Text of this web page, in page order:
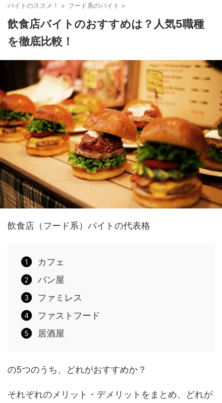
バイトのススメ！ > フード系のバイト >
飲食店バイトのおすすめは？人気5職種
を徹底比較！
飲食店（フード系）バイトの代表格
カフェ
パン屋
ファミレス
ファストフード
居酒屋
の5つのうち、どれがおすすめか？
それぞれのメリット・デメリットをまとめ、どれが